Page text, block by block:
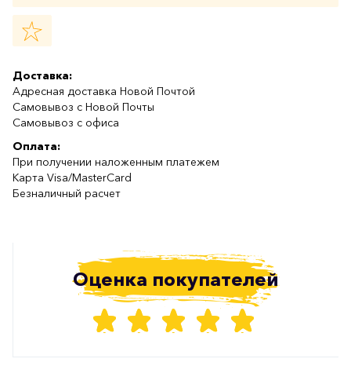
Доставка:
Адресная доставка Новой Почтой
Самовывоз с Новой Почты
Самовывоз с офиса
Оплата:
При получении наложенным платежем
Карта Visa/MasterCard
Безналичный расчет
Оценка покупателей